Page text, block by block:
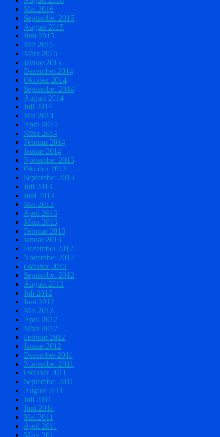
Mai 2016
September 2015
August 2015
Juni 2015
Mai 2015
März 2015
Januar 2015
Dezember 2014
Oktober 2014
September 2014
August 2014
Juli 2014
Mai 2014
April 2014
März 2014
Februar 2014
Januar 2014
November 2013
Oktober 2013
September 2013
Juli 2013
Juni 2013
Mai 2013
April 2013
März 2013
Februar 2013
Januar 2013
Dezember 2012
November 2012
Oktober 2012
September 2012
August 2012
Juli 2012
Juni 2012
Mai 2012
April 2012
März 2012
Februar 2012
Januar 2012
Dezember 2011
November 2011
Oktober 2011
September 2011
August 2011
Juli 2011
Juni 2011
Mai 2011
April 2011
März 2011